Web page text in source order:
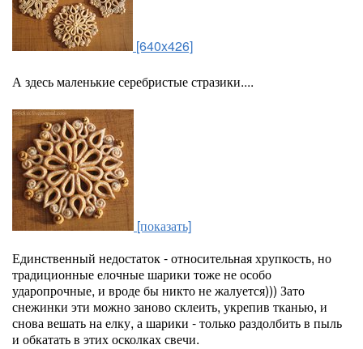
[640x426]
А здесь маленькие серебристые стразики....
[показать]
Единственный недостаток - относительная хрупкость, но
традиционные елочные шарики тоже не особо
ударопрочные, и вроде бы никто не жалуется))) Зато
снежинки эти можно заново склеить, укрепив тканью, и
снова вешать на елку, а шарики - только раздолбить в пыль
и обкатать в этих осколках свечи.